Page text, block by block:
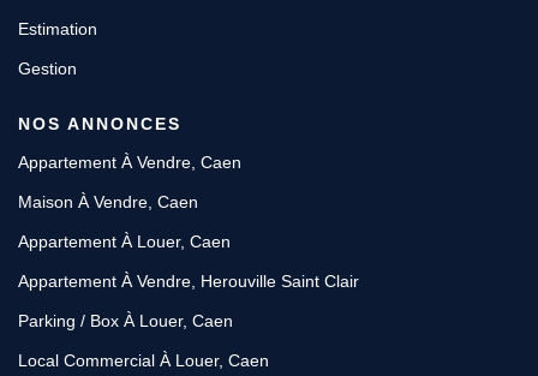
Estimation
Gestion
NOS ANNONCES
Appartement À Vendre, Caen
Maison À Vendre, Caen
Appartement À Louer, Caen
Appartement À Vendre, Herouville Saint Clair
Parking / Box À Louer, Caen
Local Commercial À Louer, Caen